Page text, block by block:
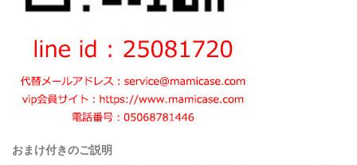
おまけ付きのご説明